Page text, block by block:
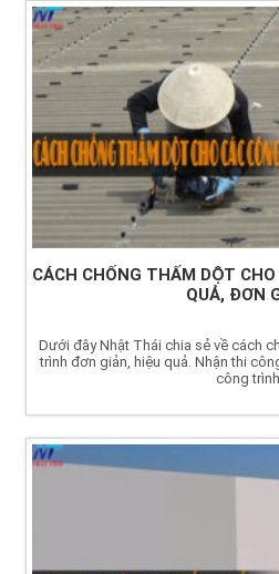
CÁCH CHỐNG THẤM DỘT
QUẢ, ĐƠN
Dưới đây Nhật Thái chia sẻ về cách
trình đơn giản, hiệu quả. Nhận thi
công trình